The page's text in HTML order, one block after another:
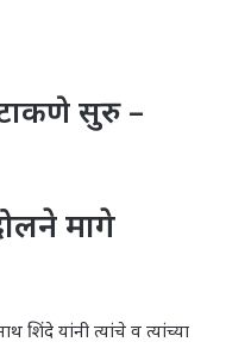
टाकणे सुरु –
मागे
शिंदे यांनी त्यांचे व त्यांच्या